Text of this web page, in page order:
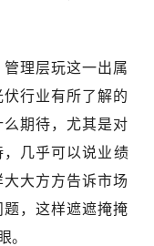
理层玩这一出属
行业有所了解的
期待，尤其是对
，几乎可以说业绩
大方方告诉市场
，这样遮遮掩掩
。